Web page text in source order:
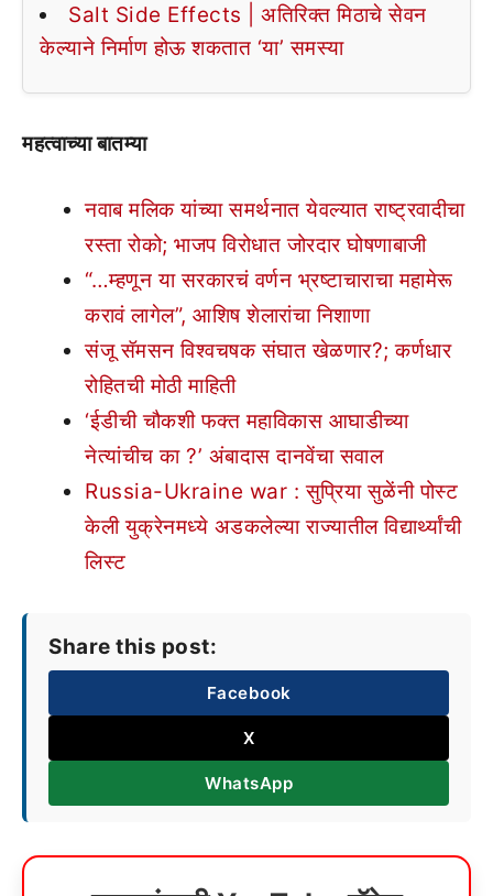
Salt Side Effects | अतिरिक्त मिठाचे सेवन
केल्याने निर्माण होऊ शकतात ‘या’ समस्या
महत्वाच्या बातम्या
नवाब मलिक यांच्या समर्थनात येवल्यात राष्ट्रवादीचा
रस्ता रोको; भाजप विरोधात जोरदार घोषणाबाजी
“…म्हणून या सरकारचं वर्णन भ्रष्टाचाराचा महामेरू
करावं लागेल”, आशिष शेलारांचा निशाणा
संजू सॅमसन विश्वचषक संघात खेळणार?; कर्णधार
रोहितची मोठी माहिती
‘ईडीची चौकशी फक्त महाविकास आघाडीच्या
नेत्यांचीच का ?’ अंबादास दानवेंचा सवाल
Russia-Ukraine war : सुप्रिया सुळेंनी पोस्ट
केली युक्रेनमध्ये अडकलेल्या राज्यातील विद्यार्थ्यांची
लिस्ट
Share this post:
Facebook
X
WhatsApp